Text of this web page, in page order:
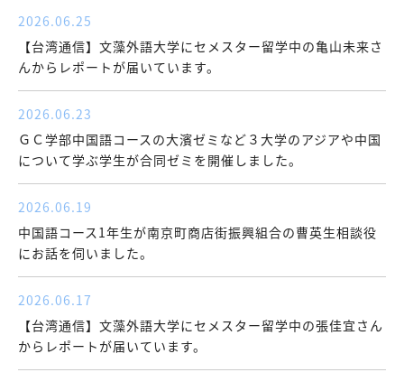
2026.06.25
【台湾通信】文藻外語大学にセメスター留学中の亀山未来さ
んからレポートが届いています。
2026.06.23
ＧＣ学部中国語コースの大濱ゼミなど３大学のアジアや中国
について学ぶ学生が合同ゼミを開催しました。
2026.06.19
中国語コース1年生が南京町商店街振興組合の曹英生相談役
にお話を伺いました。
2026.06.17
【台湾通信】文藻外語大学にセメスター留学中の張佳宜さん
からレポートが届いています。